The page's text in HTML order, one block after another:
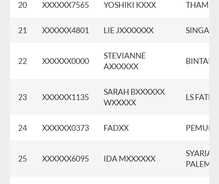
20 XXXXXX7565 YOSHIKI KXXX
21 XXXXXX4801 LIE JXXXXXXX
22 XXXXXX0000
STEVIANNE
AXXXXXX
23 XXXXXX1135
SARAH BXXXXXX
WXXXXX
LS
24 XXXXXX0373 FADXX PEMUDA
25 XXXXXX6095 IDA MXXXXXX
SYARIAH